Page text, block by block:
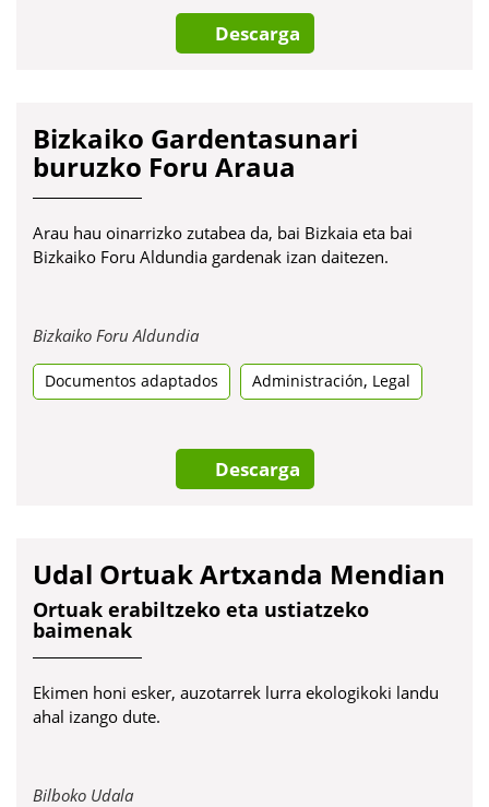
Descarga
Bizkaiko Gardentasunari
buruzko Foru Araua
Arau hau oinarrizko zutabea da, bai Bizkaia eta bai
Bizkaiko Foru Aldundia gardenak izan daitezen.
Bizkaiko Foru AldundiaObre
una
pestanya
Documentos adaptados Administración, Legal
Descarga
Udal Ortuak Artxanda Mendian
Ortuak erabiltzeko eta ustiatzeko
baimenak
Ekimen honi esker, auzotarrek lurra ekologikoki landu
ahal izango dute.
Bilboko UdalaObre